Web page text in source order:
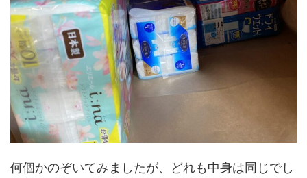
何個かのぞいてみましたが、どれも中身は同じでし